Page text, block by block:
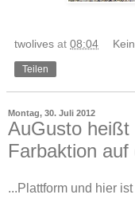
twolives at 08:04
Teilen
Montag, 30. Juli 2012
AuGusto heißt
Farbaktion
...Plattform und hier